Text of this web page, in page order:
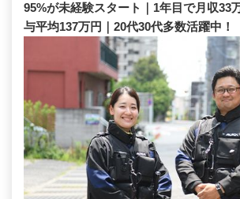
95%が未経験スタート｜1年目で月収33
与平均137万円｜20代30代多数活躍中！